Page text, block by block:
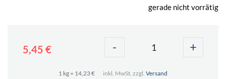
gerade nicht vorrätig
5,45 € - +
1 kg = 14,23 € inkl. MwSt. zzgl. Versand